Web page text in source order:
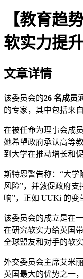
【教育趋
软实力提
文章详情
该委员会的26 名成员
的专家，其中包括来
在被任命为理事会成
她希望政府承认高等
到大学在推动增长和
斯特恩警告称：“大
风险”，并敦促政府
响”，正如 UUKi 的变
该委员会的成立是在
在研究软实力给英国
全球盟友和对手的软
外交委员会主席艾米
英国最大的优势之一